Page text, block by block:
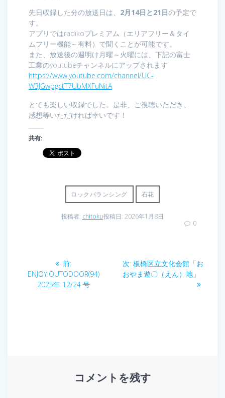
先日収録した分の放送日は、 2月14日と21日の予定で
す。
アプリではradikoプレミアム（エリアフリー＆タイ
ムフリー機能～有料）で聞くことが可能です。
また、放送後の週明け月曜～火曜には、下記の富士
工業のyoutubeチャンネルにアップされます
https://www.youtube.com/channel/UC-
W3JGwpgctT7UbMXFuNitA
とても楽しい収録でした。是非、ご視聴いただき、
感想等いただければ幸いです！
共有:
ロックバランシング 石花
投稿者: chitoku投稿日: 2026年1月8日
0
前:前
の
投
ENJOY!OUTODOOR(94)
2025年 12/24 号
次: 次
の
板橋区立文化会館「お
おやま遊〇（えん）地」
コメントを残す